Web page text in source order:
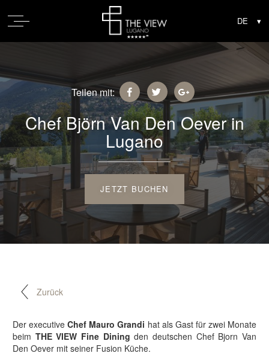
Teilen mit:
Chef Björn Van Den Oever in
Lugano
JETZT BUCHEN
Zurück
Der executiveChef Mauro Grandi hat als Gast für zwei Monate
beim THE VIEW Fine Dining den deutschen Chef Bjorn Van
Den Oever mit seiner Fusion Küche.